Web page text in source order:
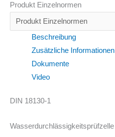
Produkt Einzelnormen
Beschreibung
Zusätzliche Informationen
Dokumente
Video
DIN 18130-1
Wasserdurchlässigkeitsprüfzelle